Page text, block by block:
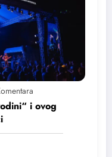
i ovog